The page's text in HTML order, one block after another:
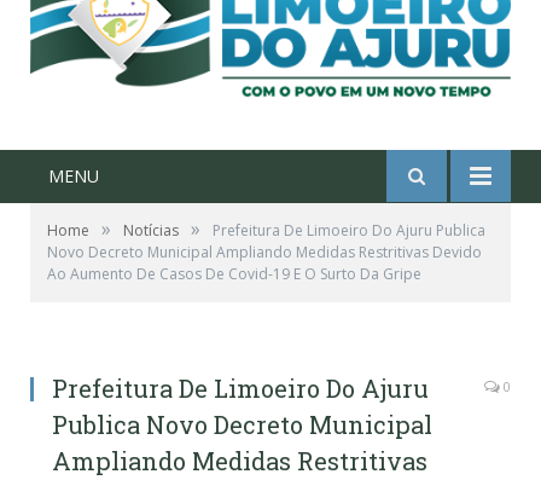
MENU
Home » Notícias »
Prefeitura De Limoeiro Do Ajuru Publica
Novo Decreto Municipal Ampliando Medidas Restritivas Devido
Ao Aumento De Casos De Covid-19 E O Surto Da Gripe
Prefeitura De Limoeiro Do Ajuru
Publica Novo Decreto Municipal
Ampliando Medidas Restritivas
0